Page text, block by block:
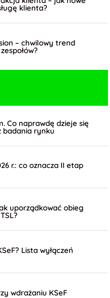
klienta?
– chwilowy trend
Co naprawdę dzieje się
badania rynku
r.: co oznacza II etap
uporządkować obieg
Lista wyłączeń
wdrażaniu KSeF